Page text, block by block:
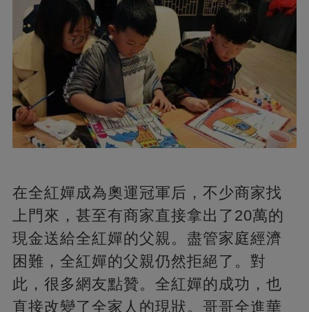
在全紅嬋成為奧運冠軍后，不少商家找
上門來，甚至有商家直接拿出了20萬的
現金送給全紅嬋的父親。盡管家庭經濟
困難，全紅嬋的父親仍然拒絕了。對
此，很多網友點贊。全紅嬋的成功，也
直接改變了全家人的現狀。哥哥全進華